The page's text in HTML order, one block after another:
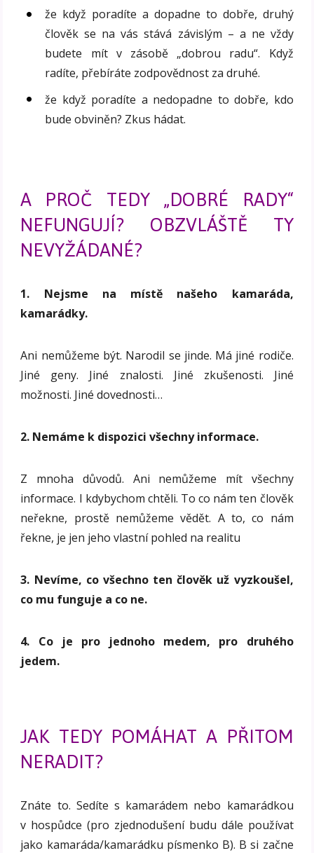
že když poradíte a dopadne to dobře, druhý
člověk se na vás stává závislým – a ne vždy
budete mít v zásobě „dobrou radu“. Když
radíte, přebíráte zodpovědnost za druhé.
že když poradíte a nedopadne to dobře, kdo
bude obviněn? Zkus hádat.
A PROČ TEDY „DOBRÉ RADY“
NEFUNGUJÍ? OBZVLÁŠTĚ TY
NEVYŽÁDANÉ?
1. Nejsme na místě našeho kamaráda,
kamarádky.
Ani nemůžeme být. Narodil se jinde. Má jiné rodiče.
Jiné geny. Jiné znalosti. Jiné zkušenosti. Jiné
možnosti. Jiné dovednosti…
2. Nemáme k dispozici všechny informace.
Z mnoha důvodů. Ani nemůžeme mít všechny
informace. I kdybychom chtěli. To co nám ten člověk
neřekne, prostě nemůžeme vědět. A to, co nám
řekne, je jen jeho vlastní pohled na realitu
3. Nevíme, co všechno ten člověk už vyzkoušel,
co mu funguje a co ne.
4. Co je pro jednoho medem, pro druhého
jedem.
JAK TEDY POMÁHAT A PŘITOM
NERADIT?
Znáte to. Sedíte s kamarádem nebo kamarádkou
v hospůdce (pro zjednodušení budu dále používat
jako kamaráda/kamarádku písmenko B). B si začne